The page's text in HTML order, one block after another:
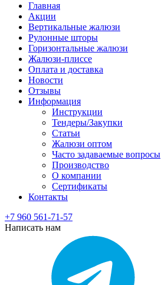
Главная
Акции
Вертикальные жалюзи
Рулонные шторы
Горизонтальные жалюзи
Жалюзи-плиссе
Оплата и доставка
Новости
Отзывы
Информация
Инструкции
Тендеры/Закупки
Статьи
Жалюзи оптом
Часто задаваемые вопросы
Производство
О компании
Сертификаты
Контакты
+7 960 561-71-57
Написать нам